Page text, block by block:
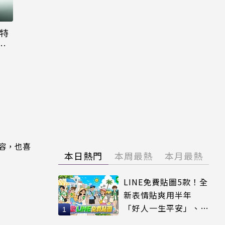
，也喜
本日熱門 本周最熱 本月最熱
LINE免費貼圖5款！全
新表情貼爽用半年
「好人一生平安」、